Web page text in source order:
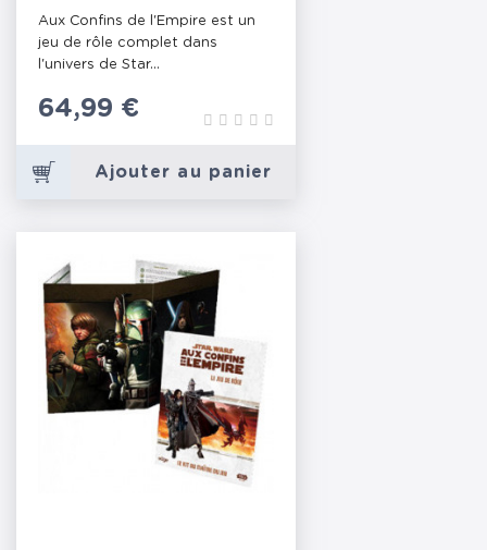
LIVRE DE RÈGLES
Aux Confins de l'Empire est un
jeu de rôle complet dans
l'univers de Star...
Prix
64,99 €
Ajouter au panier